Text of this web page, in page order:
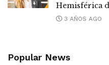
Hemisférica
3 AÑOS AGO
Popular News